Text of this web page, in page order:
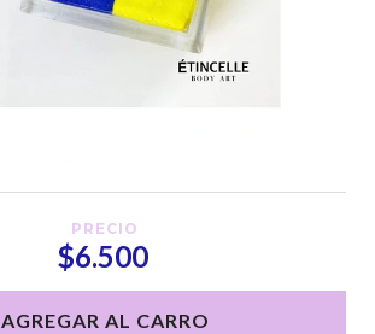
PRECIO
$6.500
AGREGAR AL CARRO